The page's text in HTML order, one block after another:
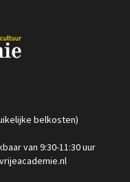
belkosten)
van 9:30-11:30 uur